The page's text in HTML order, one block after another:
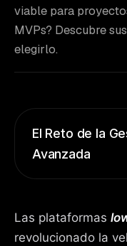
viable para
MVPs? Descubre
elegirlo.
El Reto de la
Avanzada
básico (mostrar/
en aplicaciones
Las plataformas
revolucionado la